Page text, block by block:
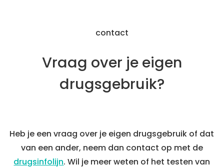
contact
Vraag over je eigen
drugsgebruik?
Heb je een vraag over je eigen drugsgebruik of dat
van een ander, neem dan contact op met de
drugsinfolijn. Wil je meer weten of het testen van